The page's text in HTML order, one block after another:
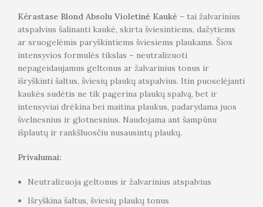
Kérastase Blond Absolu Violetinė Kaukė – tai žalvarinius
atspalvius šalinanti kaukė, skirta šviesintiems, dažytiems
ar sruogelėmis paryškintiems šviesiems plaukams. Šios
intensyvios formulės tikslas – neutralizuoti
nepageidaujamus geltonus ar žalvarinius tonus ir
išryškinti šaltus, šviesių plaukų atspalvius. Itin puoselėjanti
kaukės sudėtis ne tik pagerina plaukų spalvą, bet ir
intensyviai drėkina bei maitina plaukus, padarydama juos
švelnesnius ir glotnesnius. Naudojama ant šampūnu
išplautų ir rankšluosčiu nusausintų plaukų.
Privalumai:
Neutralizuoja geltonus ir žalvarinius atspalvius
Išryškina šaltus, šviesių plaukų tonus